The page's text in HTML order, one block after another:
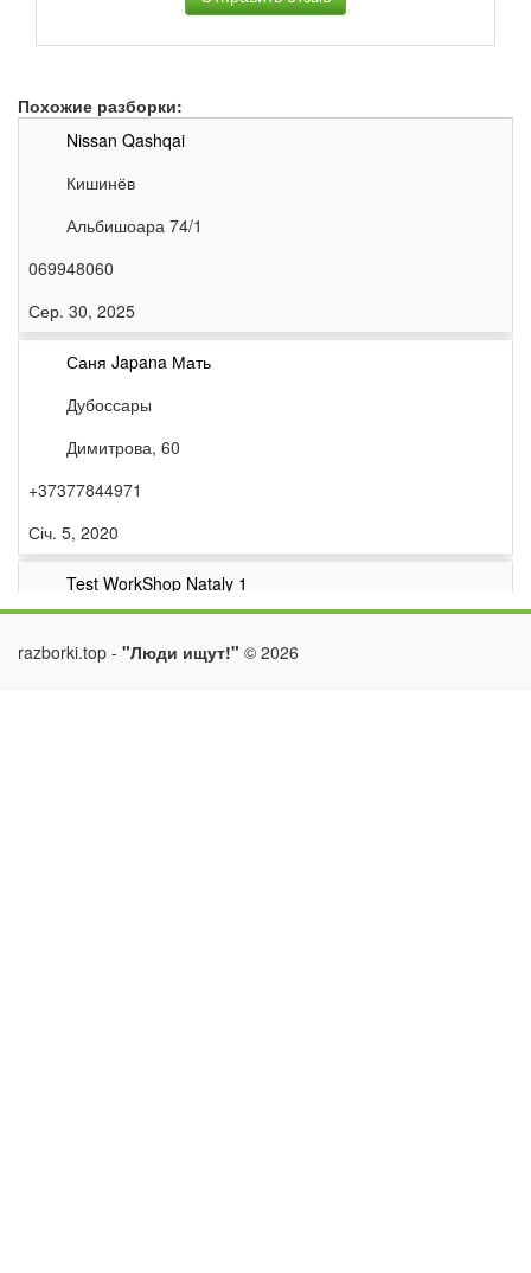
Похожие разборки:
Nissan Qashqai
Кишинёв
Альбишоара 74/1
069948060
Сер. 30, 2025
Саня Japana Мать
Дубоссары
Димитрова, 60
+37377844971
Січ. 5, 2020
Test WorkShop Nataly 1
razborki.top - "Люди ищут!" © 2026